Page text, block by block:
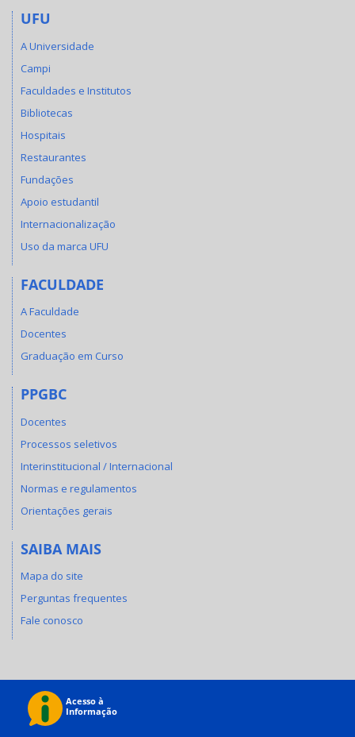
UFU
A Universidade
Campi
Faculdades e Institutos
Bibliotecas
Hospitais
Restaurantes
Fundações
Apoio estudantil
Internacionalização
Uso da marca UFU
FACULDADE
A Faculdade
Docentes
Graduação em Curso
PPGBC
Docentes
Processos seletivos
Interinstitucional / Internacional
Normas e regulamentos
Orientações gerais
SAIBA MAIS
Mapa do site
Perguntas frequentes
Fale conosco